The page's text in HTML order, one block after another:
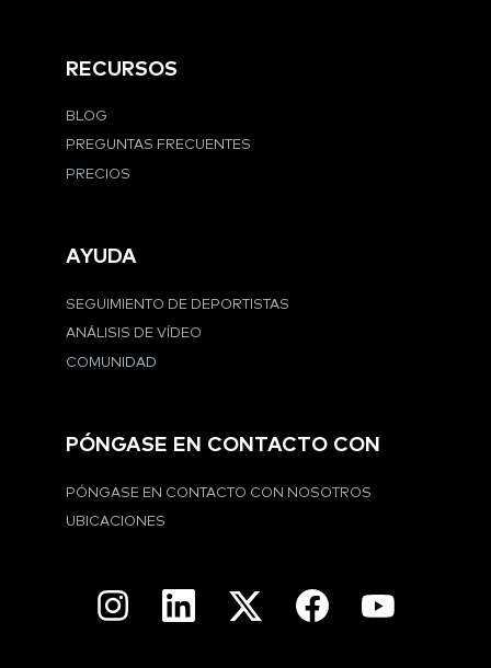
RECURSOS
BLOG
PREGUNTAS FRECUENTES
PRECIOS
AYUDA
SEGUIMIENTO DE DEPORTISTAS
ANÁLISIS DE VÍDEO
COMUNIDAD
PÓNGASE EN CONTACTO CON
PÓNGASE EN CONTACTO CON NOSOTROS
UBICACIONES